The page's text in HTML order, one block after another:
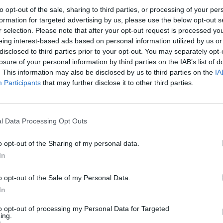
opt-out of the sale, sharing to third parties, or processing of your
for targeted advertising by us, please use the below opt-out
selection. Please note that after your opt-out request is processed
interest-based ads based on personal information utilized by us
to third parties prior to your opt-out. You may separately
of your personal information by third parties on the IAB’s list of
This information may also be disclosed by us to third parties on the
Participants that may further disclose it to other third parties.
Data Processing Opt Outs
opt-out of the Sharing of my personal data.
opt-out of the Sale of my Personal Data.
opt-out of processing my Personal Data for Targeted
Fot. Policja
dawnej Gminnej Spółdzielni w Borkowicach (pow. przysuski)
została wspólna akcja radomskiej delegatury
Ochrony Środowiska w Warszawie i funkcjonariuszy Wydziału
Gospodarczą Komendy Wojewódzkiej Policji zs. w Radomiu
Państwowej Strazy Pożarnej z Radomia i Przysuchy.
weszli na teren nieruchomości, na której zlokalizowane są
ich pochodzenia, jak również dających pewność, co do
Prokuratury Okręgowej w Radomiu.